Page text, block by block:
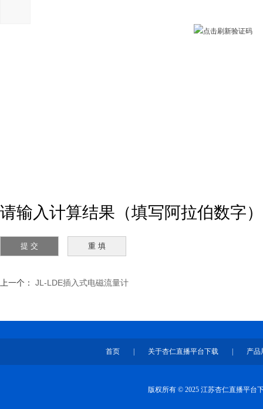
请输入计算结果（填写阿拉伯数字）
上一个： JL-LDE插入式电磁流量计
首页 关于杏仁直播平台下载 产品
版权所有 © 2025 江苏杏仁直播平台